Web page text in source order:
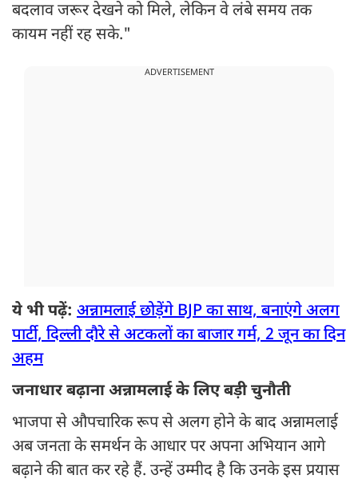
बदलाव जरूर देखने को मिले, लेकिन वे लंबे समय तक
कायम नहीं रह सके."
ADVERTISEMENT
ये भी पढ़ें: अन्नामलाई छोड़ेंगे BJP का साथ, बनाएंगे अलग
पार्टी, दिल्ली दौरे से अटकलों का बाजार गर्म, 2 जून का दिन
अहम
जनाधार बढ़ाना अन्नामलाई के लिए बड़ी चुनौती
भाजपा से औपचारिक रूप से अलग होने के बाद अन्नामलाई
अब जनता के समर्थन के आधार पर अपना अभियान आगे
बढ़ाने की बात कर रहे हैं. उन्हें उम्मीद है कि उनके इस प्रयास